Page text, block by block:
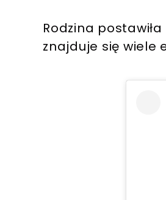
Rodzina
znajduje się wiele